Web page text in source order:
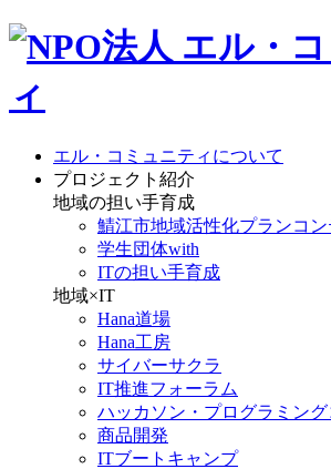
エル・コミュニティについて
プロジェクト紹介
地域の担い手育成
鯖江市地域活性化プランコン
学生団体with
ITの担い手育成
地域×IT
Hana道場
Hana工房
サイバーサクラ
IT推進フォーラム
ハッカソン・プログラミング
商品開発
ITブートキャンプ